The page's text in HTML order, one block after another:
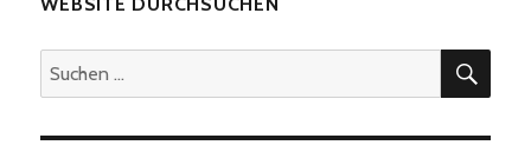
Suchen
nach: